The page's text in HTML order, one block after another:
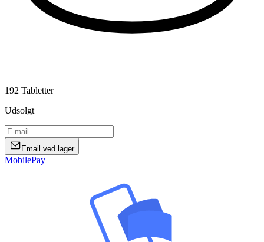
192 Tabletter
Udsolgt
Email ved lager
MobilePay